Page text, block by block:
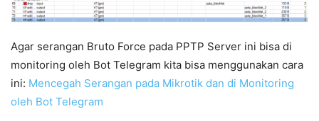
Agar serangan Bruto Force pada PPTP Server ini bisa di
monitoring oleh Bot Telegram kita bisa menggunakan cara
ini: Mencegah Serangan pada Mikrotik dan di Monitoring
oleh Bot Telegram